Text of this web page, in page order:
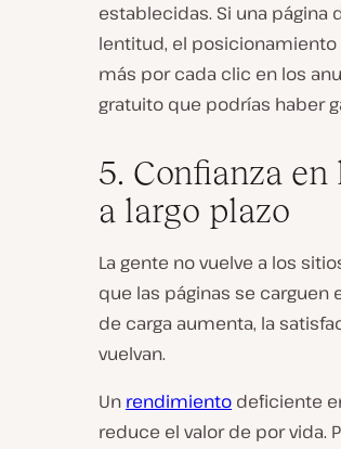
establecidas. Si una
lentitud, el posicionamiento
más por cada clic en los
gratuito que podrías haber
5. Confianza
a largo plazo
La gente no vuelve a los
que las páginas se
de carga aumenta, la
vuelvan.
Un rendimiento deficiente
reduce el valor de por vida.